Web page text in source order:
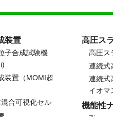
装置
子合成試験機
装置（MOMI超
合可視化セル
高圧ス
高圧ス
連続式
連続式
イオマ
機能性